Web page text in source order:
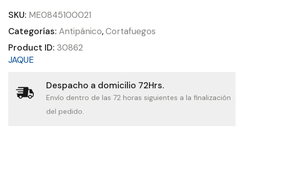
SKU: ME0845100021
Categorías: Antipánico,Cortafuegos
Product ID: 30862
JAQUE
Despacho a domicilio 72Hrs.
Envío dentro de las 72 horas siguientes a la finalización
del pedido.